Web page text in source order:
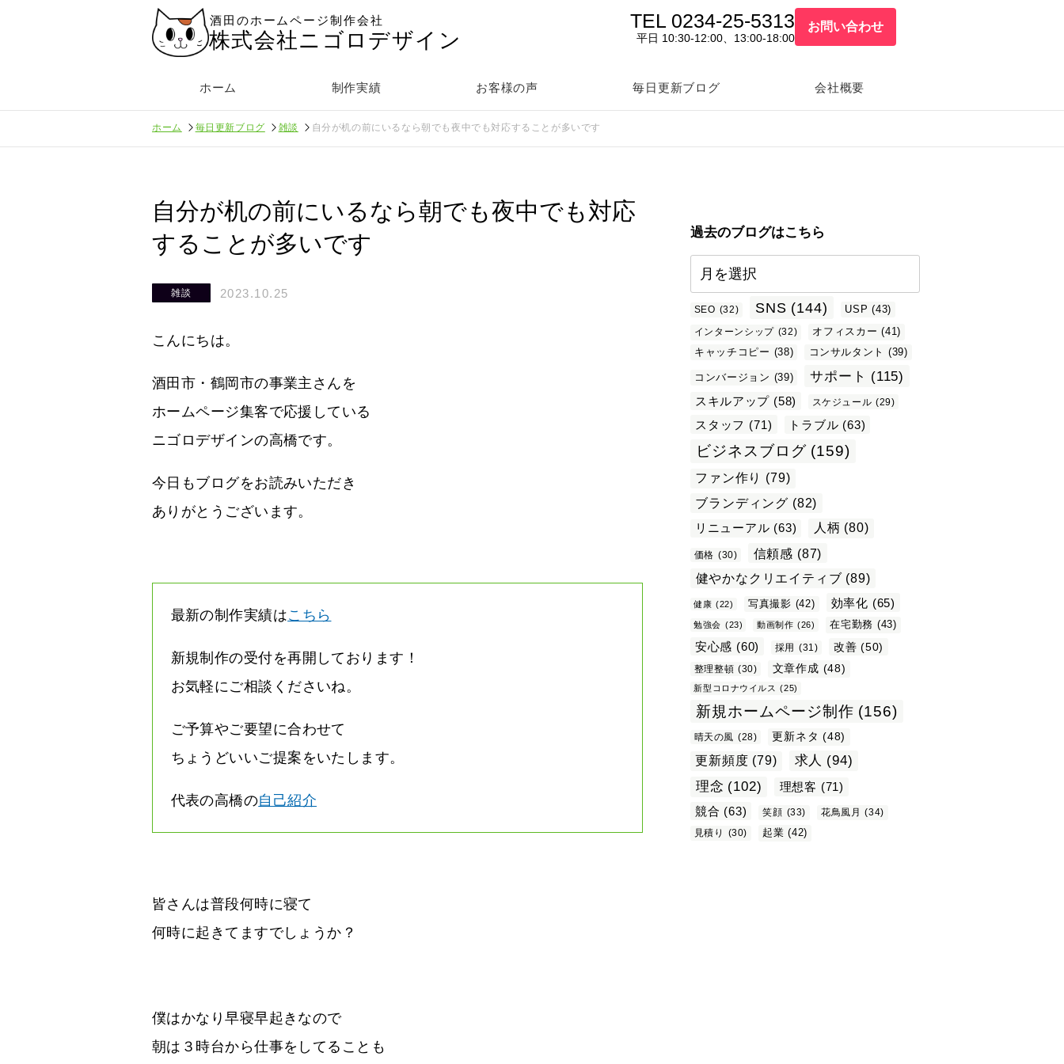
酒田のホームページ制作会社
株式会社ニゴロデザイン
TEL 0234-25-5313
平日 10:30-12:00、13:00-18:00
お問い合わせ
ホーム 制作実績 お客様の声 毎日更新ブログ 会社概要
ホーム 毎日更新ブログ 雑談 自分が机の前にいるなら朝でも夜中でも対応することが多いです
自分が机の前にいるなら朝でも夜中でも対応
することが多いです
雑談 2023.10.25
こんにちは。
酒田市・鶴岡市の事業主さんを
ホームページ集客で応援している
ニゴロデザインの高橋です。
今日もブログをお読みいただき
ありがとうございます。
最新の制作実績はこちら
新規制作の受付を再開しております！
お気軽にご相談くださいね。
ご予算やご要望に合わせて
ちょうどいいご提案をいたします。
代表の高橋の自己紹介
皆さんは普段何時に寝て
何時に起きてますでしょうか？
僕はかなり早寝早起きなので
朝は３時台から仕事をしてることも
過去のブログはこちら
SEO (32) SNS (144) USP (43)
インターンシップ (32) オフィスカー (41)
キャッチコピー (38) コンサルタント (39)
コンバージョン (39) サポート (115)
スキルアップ (58) スケジュール (29)
スタッフ (71) トラブル (63)
ビジネスブログ (159)
ファン作り
(79)
ブランディング (82)
リニューアル (63) 人柄 (80)
価格 (30) 信頼感 (87)
健やかなクリエイティブ (89)
健康 (22) 写真撮影 (42) 効率化 (65)
勉強会 (23) 動画制作 (26) 在宅勤務 (43)
安心感 (60) 採用 (31) 改善 (50)
整理整頓 (30) 文章作成 (48)
新型コロナウイルス (25)
新規ホームページ制作 (156)
晴天の風 (28) 更新ネタ (48)
更新頻度 (79) 求人 (94)
理念 (102) 理想客 (71)
競合 (63) 笑顔 (33) 花鳥風月 (34)
見積り
(30) 起業 (42)